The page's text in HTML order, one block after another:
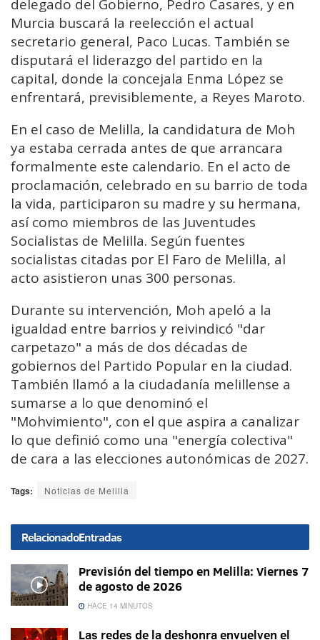
delegado del Gobierno, Pedro Casares, y en
Murcia buscará la reelección el actual
secretario general, Paco Lucas. También se
disputará el liderazgo del partido en la
capital, donde la concejala Enma López se
enfrentará, previsiblemente, a Reyes Maroto.
En el caso de Melilla, la candidatura de Moh
ya estaba cerrada antes de que arrancara
formalmente este calendario. En el acto de
proclamación, celebrado en su barrio de toda
la vida, participaron su madre y su hermana,
así como miembros de las Juventudes
Socialistas de Melilla. Según fuentes
socialistas citadas por El Faro de Melilla, al
acto asistieron unas 300 personas.
Durante su intervención, Moh apeló a la
igualdad entre barrios y reivindicó "dar
carpetazo" a más de dos décadas de
gobiernos del Partido Popular en la ciudad.
También llamó a la ciudadanía melillense a
sumarse a lo que denominó el
"Mohvimiento", con el que aspira a canalizar
lo que definió como una "energía colectiva"
de cara a las elecciones autonómicas de 2027.
Tags: Noticias de Melilla
RelacionadoEntradas
Previsión del tiempo en Melilla: Viernes 7
de agosto de 2026
HACE 14 MINUTOS
Las redes de la deshonra envuelven el